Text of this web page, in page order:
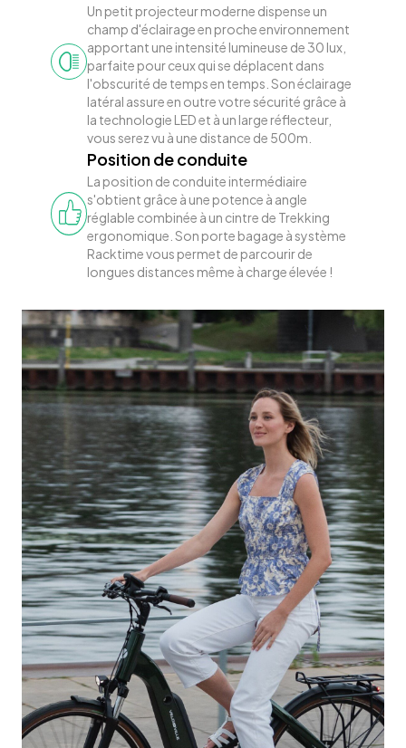
Un petit projecteur moderne dispense un
champ d'éclairage en proche environnement
apportant une intensité lumineuse de 30 lux,
parfaite pour ceux qui se déplacent dans
l'obscurité de temps en temps. Son éclairage
latéral assure en outre votre sécurité grâce à
la technologie LED et à un large réflecteur,
vous serez vu à une distance de 500m.
Position de conduite
La position de conduite intermédiaire
s'obtient grâce à une potence à angle
réglable combinée à un cintre de Trekking
ergonomique. Son porte bagage à système
Racktime vous permet de parcourir de
longues distances même à charge élevée !